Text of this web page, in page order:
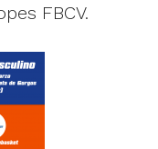
FBCV.